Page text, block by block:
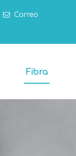
 Correo
Fibra